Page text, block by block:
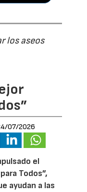
los aseos
07/2026
el
Todos”,
ayudan a las